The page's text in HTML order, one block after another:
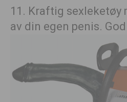
11. Kraftig sexleketøy
av din egen penis.